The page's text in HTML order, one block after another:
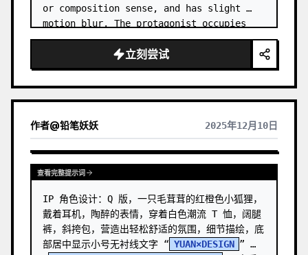
or composition sense, and has slight
motion blur. The protagonist occupies
the center of the frame, a selfie
headshot, with a world-weary expres…
立刻尝试
作者@铅笔妖妖 2025年12月10日
查看完整提示词
IP 角色设计：Q 版，一只毛茸茸的红橙色小狐狸，
戴着耳机，陶醉的表情，穿着白色潮流 T 恤，阔腿
裤，斜挎包，营造出轻松舒适的氛围，细节描绘，底
部居中显示小号无衬线文字 “ YUAN×DESIGN ”